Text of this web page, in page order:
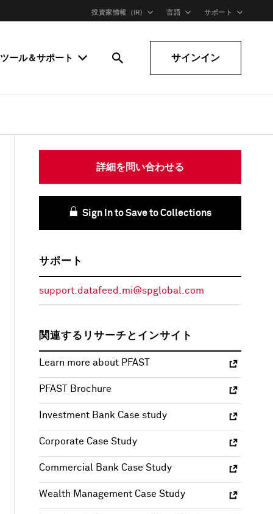
投資家情報（IR) 言語 サポート
ツール＆サポート サインイン
詳細を問い合わせる
Sign In to Save to Collections
サポート
support.datafeed.mi@spglobal.com
関連するリサーチとインサイト
Learn more about PFAST
PFAST Brochure
Investment Bank Case study
Corporate Case Study
Commercial Bank Case Study
Wealth Management Case Study